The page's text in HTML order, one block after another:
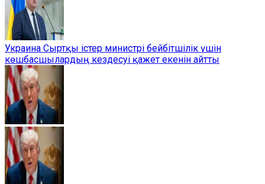
Украина Сыртқы істер министрі бейбітшілік үшін
көшбасшылардың кездесуі қажет екенін айтты